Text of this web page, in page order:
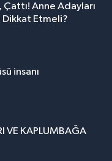
Anne Adayları
Etmeli?
insanı
VE KAPLUMBAĞA